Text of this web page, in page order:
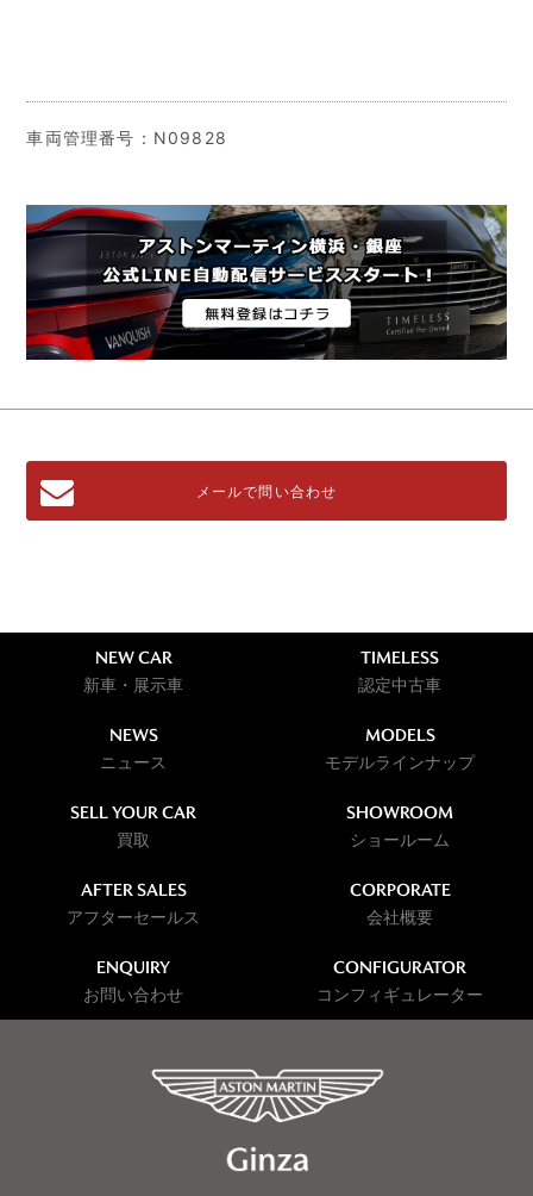
車両管理番号：N09828
メールで問い合わせ
NEW CAR
新車・展示車
TIMELESS
認定中古車
NEWS
ニュース
MODELS
モデルラインナップ
SELL YOUR CAR
買取
SHOWROOM
ショールーム
AFTER SALES
アフターセールス
CORPORATE
会社概要
ENQUIRY
お問い合わせ
CONFIGURATOR
コンフィギュレーター